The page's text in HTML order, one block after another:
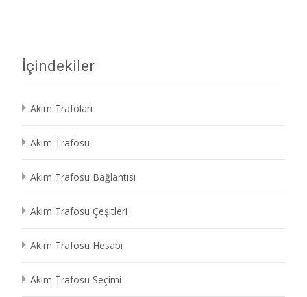
İçindekiler
Akım Trafoları
Akım Trafosu
Akım Trafosu Bağlantısı
Akım Trafosu Çeşitleri
Akım Trafosu Hesabı
Akım Trafosu Seçimi